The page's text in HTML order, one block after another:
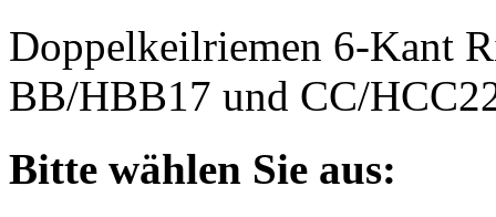
Doppelkeilriemen 6-Kant
BB/HBB17 und CC/
Bitte wählen Sie aus: